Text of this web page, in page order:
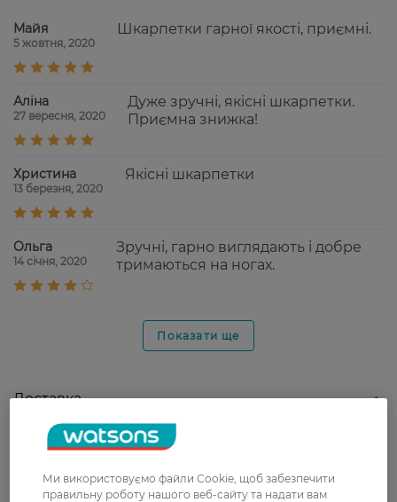
Майя
5 жовтня, 2020
Шкарпетки гарної якості, приємні.
Аліна
27 вересня, 2020
Дуже зручні, якісні шкарпетки.
Приємна знижка!
Христина
13 березня, 2020
Якісні шкарпетки
Ольга
14 січня, 2020
Зручні, гарно виглядають і добре
тримаються на ногах.
Показати ще
Доставка
Нова пошта
безкоштовно від 699 грн
Ми використовуємо файли Cookie, щоб забезпечити
правильну роботу нашого веб-сайту та надати вам